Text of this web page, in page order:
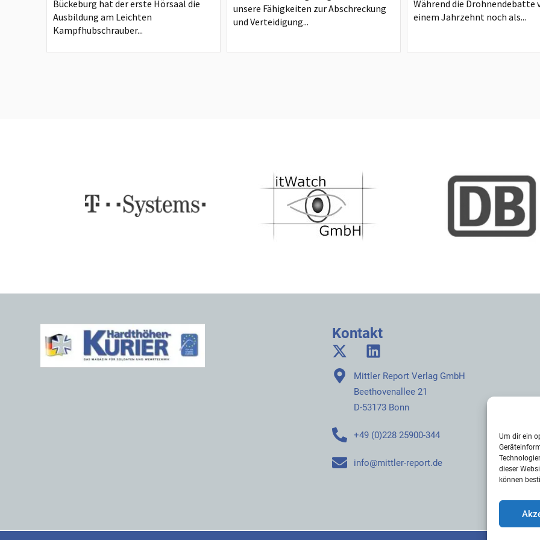
Um dir ein
dieser
können
Bückeburg hat der erste Hörsaal die
Ausbildung am Leichten
Kampfhubschrauber...
unsere Fähigkeiten zur Abschreckung
und Verteidigung...
Während die Drohnendebatte
einem Jahrzehnt noch als...
Kontakt
Mittler Report Verlag GmbH
Beethovenallee 21
D-53173 Bonn
+49 (0)228 25900-344
info@mittler-report.de